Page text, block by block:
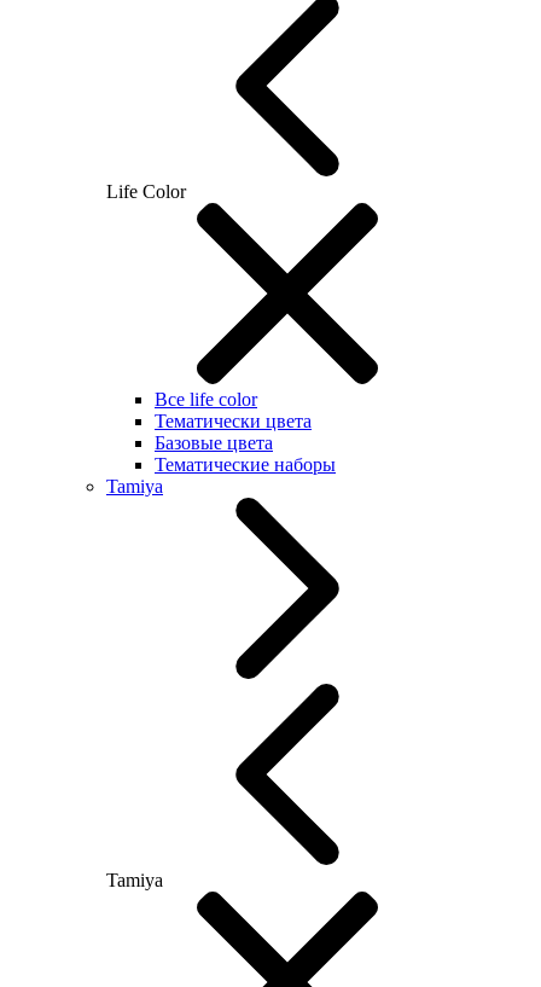
Life Color
Все life color
Тематически цвета
Базовые цвета
Тематические наборы
Tamiya
Tamiya